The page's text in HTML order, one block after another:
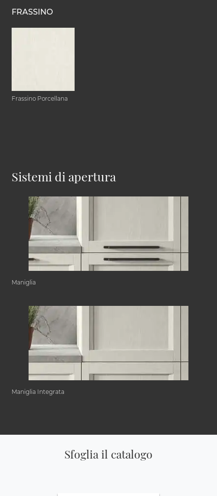
FRASSINO
Frassino Porcellana
Sistemi di apertura
Maniglia
Maniglia Integrata
Sfoglia il catalogo